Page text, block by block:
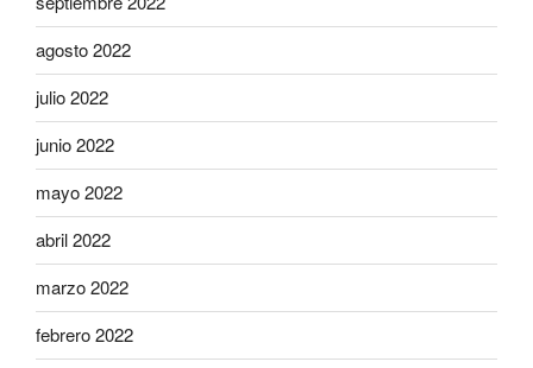
agosto 2022
julio 2022
junio 2022
mayo 2022
abril 2022
marzo 2022
febrero 2022